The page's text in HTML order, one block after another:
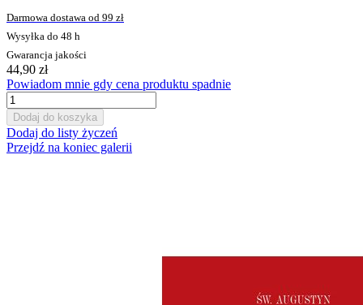
Darmowa dostawa od 99 zł
Wysyłka do 48 h
Gwarancja jakości
44,90 zł
Powiadom mnie gdy cena produktu spadnie
Dodaj do koszyka
Dodaj do listy życzeń
Przejdź na koniec galerii